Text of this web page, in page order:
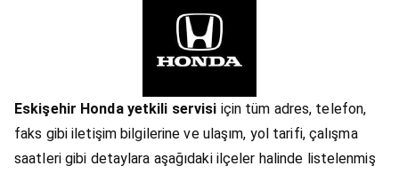
Eskişehir Honda yetkili servisi için tüm adres, telefon,
faks gibi iletişim bilgilerine ve ulaşım, yol tarifi, çalışma
saatleri gibi detaylara aşağıdaki ilçeler halinde listelenmiş